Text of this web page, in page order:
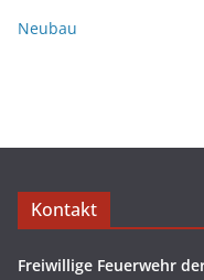
Neubau
Kontakt
Freiwillige Feuerwehr